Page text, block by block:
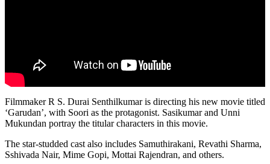
Filmmaker R S. Durai Senthilkumar is directing his new movie titled
‘Garudan’, with Soori as the protagonist. Sasikumar and Unni
Mukundan portray the titular characters in this movie.
The star-studded cast also includes Samuthirakani, Revathi Sharma,
Sshivada Nair, Mime Gopi, Mottai Rajendran, and others.